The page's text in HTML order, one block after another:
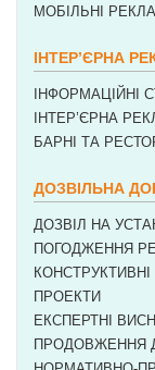
МОБІЛЬНІ
ІНТЕР’ЄРНА
ІНФОРМАЦІЙНІ
ІНТЕР’ЄРНА
БАРНІ ТА
ДОЗВІЛЬНА
ДОЗВІЛ НА
ПОГОДЖЕННЯ
ПРОЕКТИ
ЕКСПЕРТНІ
ПРОДОВЖЕННЯ